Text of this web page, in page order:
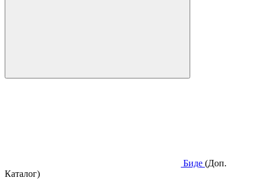
Биде (Доп.
Каталог)